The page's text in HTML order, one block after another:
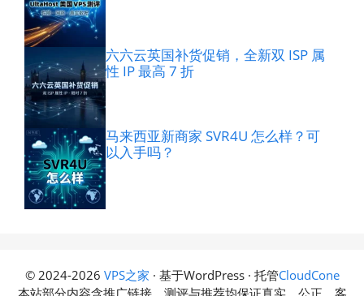
六六云英国补货促销，全新双 ISP 属
性 IP 最高 7 折
马来西亚新商家 SVR4U 怎么样？可
以入手吗？
© 2024-2026 VPS之家 · 基于WordPress · 托管CloudCone
本站部分内容含推广链接，测评与推荐均保证真实、公正、客